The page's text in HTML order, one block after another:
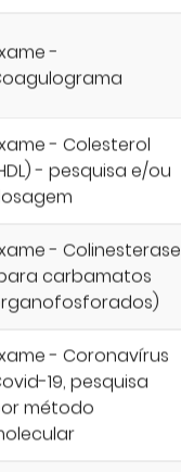
-
- Colesterol
- pesquisa e/ou
- Colinesterase
carbamatos
- Coronavírus
19, pesquisa
método